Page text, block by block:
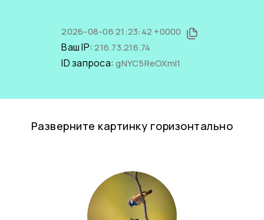
2026-08-06 21:23:42 +0000
Ваш IP:216.73.216.74
ID запроса:gNYC5ReOXmI1
Разверните картинку горизонтально